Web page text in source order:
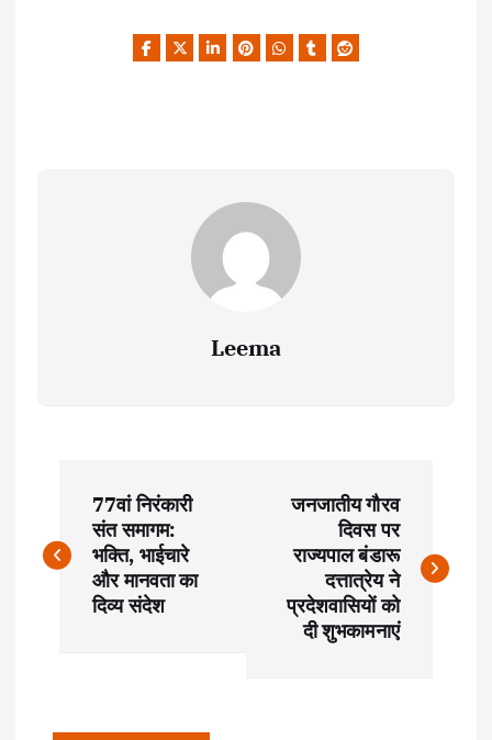
Leema
o
77वां निरंकारी
संत समागम:
भक्ति, भाईचारे
और मानवता का
दिव्य संदेश
जनजातीय गौरव
दिवस पर
राज्यपाल बंडारू
दत्तात्रेय ने
प्रदेशवासियों को
दी शुभकामनाएं